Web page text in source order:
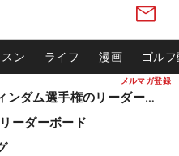
メルマガ登録
ン ライフ 漫画 ゴル
松山英樹ら出場 ウィンダム選手権のリーダーボード
ーダーボード